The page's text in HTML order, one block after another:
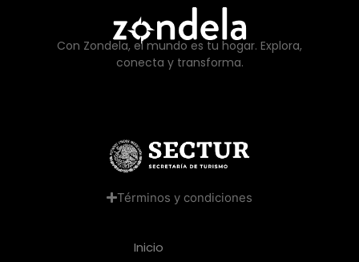
Con Zondela, el mundo es tu hogar. Explora,
conecta y transforma.
Términos y condiciones
Inicio